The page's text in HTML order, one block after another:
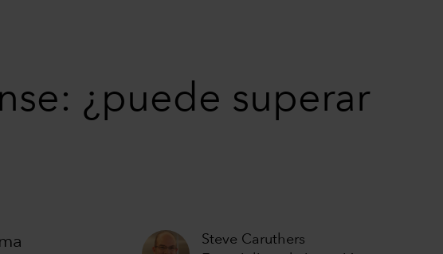
¿puede superar
Steve Caruthers